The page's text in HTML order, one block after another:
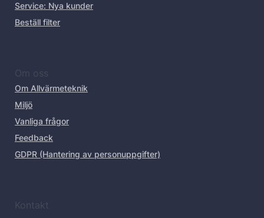
Service: Nya kunder
Beställ filter
Om oss
Om Allvärmeteknik
Miljö
Vanliga frågor
Feedback
GDPR (Hantering av personuppgifter)
Kontakt